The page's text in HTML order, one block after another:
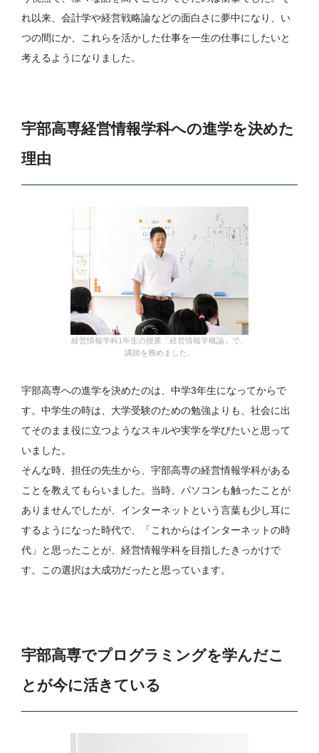
れ以来、会計学や経営戦略論などの面白さに夢中になり、い
つの間にか、これらを活かした仕事を一生の仕事にしたいと
考えるようになりました。
宇部高専経営情報学科への進学を決めた
理由
経営情報学科1年生の授業「経営情報学概論」で、
講師を務めました。
宇部高専への進学を決めたのは、中学3年生になってからで
す。中学生の時は、大学受験のための勉強よりも、社会に出
てそのまま役に立つようなスキルや実学を学びたいと思って
いました。
そんな時、担任の先生から、宇部高専の経営情報学科がある
ことを教えてもらいました。当時、パソコンも触ったことが
ありませんでしたが、インターネットという言葉も少し耳に
するようになった時代で、「これからはインターネットの時
代」と思ったことが、経営情報学科を目指したきっかけで
す。この選択は大成功だったと思っています。
宇部高専でプログラミングを学んだこ
とが今に活きている